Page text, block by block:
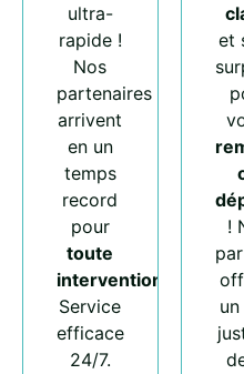
ultra-
rapide !
Nos
partenaires
arrivent
en un
temps
record
pour
toute
intervention
Service
efficace
24/7.
et
!